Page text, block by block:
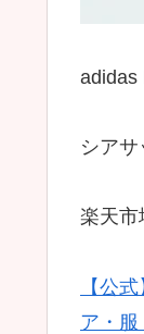
adidas
シア
楽天
【公
ア・